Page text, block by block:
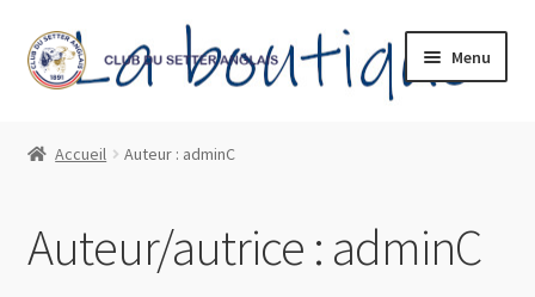
Aller
à
Aller
au
Menu
Mon compte
Accueil Auteur : adminC
Auteur/autrice : adminC